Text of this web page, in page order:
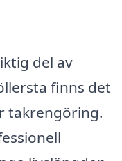
del av
finns det
takrengöring.